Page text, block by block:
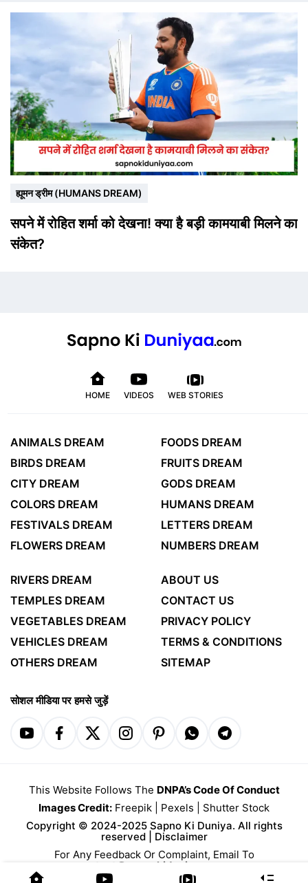
ह्यूमन ड्रीम (HUMANS DREAM)
सपने में रोहित शर्मा को देखना! क्या है बड़ी कामयाबी मिलने का
संकेत?
HOME VIDEOS WEB STORIES
ANIMALS DREAM
BIRDS DREAM
CITY DREAM
COLORS DREAM
FESTIVALS DREAM
FLOWERS DREAM
FOODS DREAM
FRUITS DREAM
GODS DREAM
HUMANS DREAM
LETTERS DREAM
NUMBERS DREAM
RIVERS DREAM
TEMPLES DREAM
VEGETABLES DREAM
VEHICLES DREAM
OTHERS DREAM
ABOUT US
CONTACT US
PRIVACY POLICY
TERMS & CONDITIONS
SITEMAP
सोशल मीडिया पर हमसे जुड़ें
This Website Follows The DNPA’s Code Of Conduct
Images Credit: Freepik Pexels
Shutter Stock
Copyright © 2024-2025 Sapno Ki Duniya. All rights
reserved | Disclaimer
For Any Feedback Or Complaint, Email To
contact@sapnokiduniyaa.com